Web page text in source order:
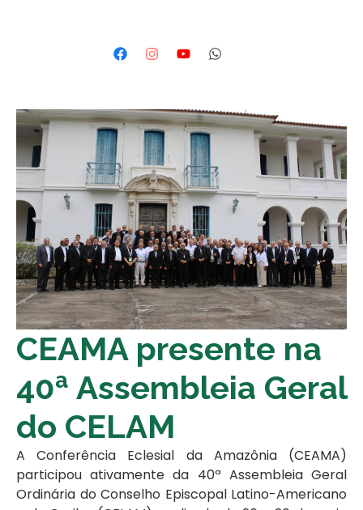
CEAMA presente na
40ª Assembleia Geral
do CELAM
A Conferência Eclesial da Amazônia (CEAMA)
participou ativamente da 40ª Assembleia Geral
Ordinária do Conselho Episcopal Latino-Americano